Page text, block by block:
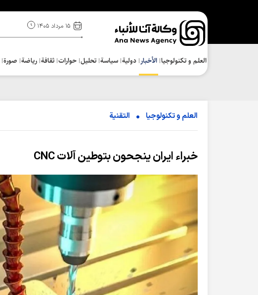
۱۵ مرداد ۱۴۰۵
العلم و تکنولوجیا الأخبار دولية سياسة تحلیل حوارات ثقافة رياضة صورة
العلم و تکنولوجیا التقنیة
خبراء ايران ينجحون بتوطين آلات CNC